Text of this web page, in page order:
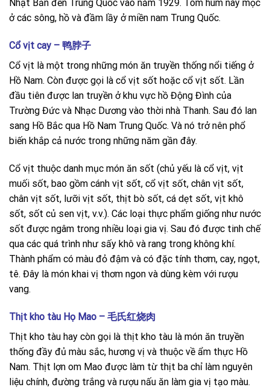
Nhật Bản đến Trung Quốc vào năm 1929. Tôm hùm này mọc
ở các sông, hồ và đầm lầy ở miền nam Trung Quốc.
Cổ vịt cay – 鸭脖子
Cổ vịt là một trong những món ăn truyền thống nổi tiếng ở
Hồ Nam. Còn được gọi là cổ vịt sốt hoặc cổ vịt sốt. Lần
đầu tiên được lan truyền ở khu vực hồ Động Đình của
Trường Đức và Nhạc Dương vào thời nhà Thanh. Sau đó lan
sang Hồ Bắc qua Hồ Nam Trung Quốc. Và nó trở nên phổ
biến khắp cả nước trong những năm gần đây.
Cổ vịt thuộc danh mục món ăn sốt (chủ yếu là cổ vịt, vịt
muối sốt, bao gồm cánh vịt sốt, cổ vịt sốt, chân vịt sốt,
chân vịt sốt, lưỡi vịt sốt, thịt bò sốt, cá dẹt sốt, vịt khô
sốt, sốt củ sen vịt, v.v.). Các loại thực phẩm giống như nước
sốt được ngâm trong nhiều loại gia vị. Sau đó được tinh chế
qua các quá trình như sấy khô và rang trong không khí.
Thành phẩm có màu đỏ đậm và có đặc tính thơm, cay, ngọt,
tê. Đây là món khai vị thơm ngon và dùng kèm với rượu
vang.
Thịt kho tàu Họ Mao – 毛氏红烧肉
Thịt kho tàu hay còn gọi là thịt kho tàu là món ăn truyền
thống đầy đủ màu sắc, hương vị và thuộc về ẩm thực Hồ
Nam. Thịt lợn om Mao được làm từ thịt ba chỉ làm nguyên
liệu chính, đường trắng và rượu nấu ăn làm gia vị tạo màu.